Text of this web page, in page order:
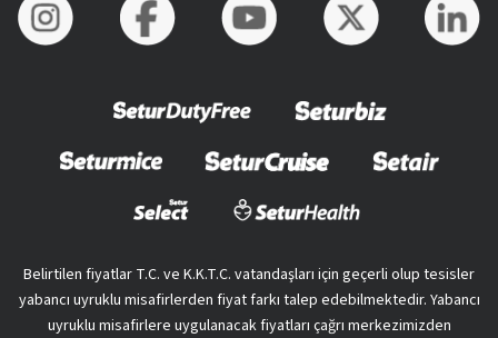
Belirtilen fiyatlar T.C. ve K.K.T.C. vatandaşları için geçerli olup tesisler
yabancı uyruklu misafirlerden fiyat farkı talep edebilmektedir. Yabancı
uyruklu misafirlere uygulanacak fiyatları çağrı merkezimizden